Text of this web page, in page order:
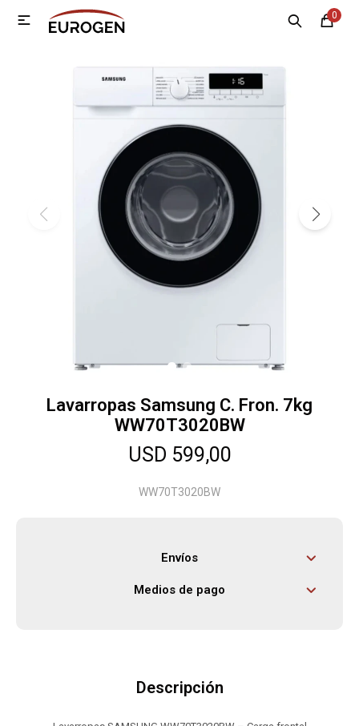
0

Lavarropas Samsung C. Fron. 7kg
WW70T3020BW
USD 599,00
WW70T3020BW
Envíos
Medios de pago
Descripción
MI CUENTA
Sucursales
Climatización
Herramientas